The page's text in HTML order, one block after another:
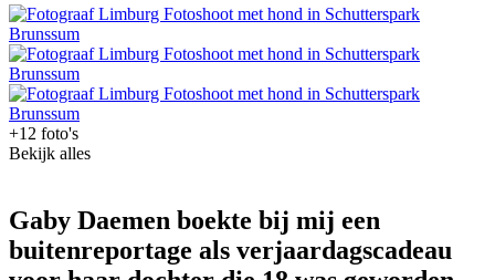
+12 foto's
Bekijk alles
Gaby Daemen boekte bij mij een
buitenreportage als verjaardagscadeau